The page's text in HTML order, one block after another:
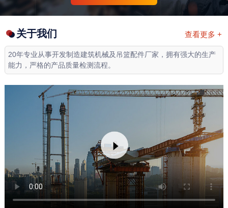
查看更多 +
关于我们
20年专业从事开发制造建筑机械及吊篮配件厂家，拥有强大的生产
能力，严格的产品质量检测流程。